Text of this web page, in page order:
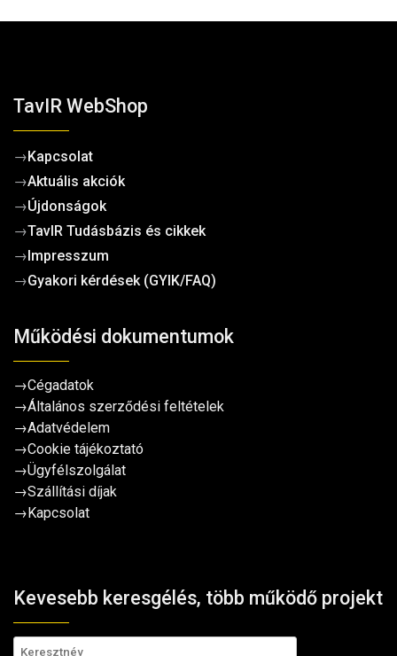
TavIR WebShop
→Kapcsolat
→Aktuális akciók
→Újdonságok
→TavIR Tudásbázis és cikkek
→Impresszum
→Gyakori kérdések (GYIK/FAQ)
Működési dokumentumok
→Cégadatok
→Általános szerződési feltételek
→Adatvédelem
→Cookie tájékoztató
→Ügyfélszolgálat
→Szállítási díjak
→Kapcsolat
Kevesebb keresgélés, több működő projekt